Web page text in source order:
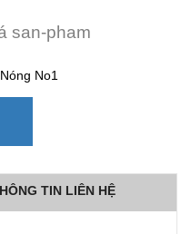
san-pham
No1
TIN LIÊN HỆ